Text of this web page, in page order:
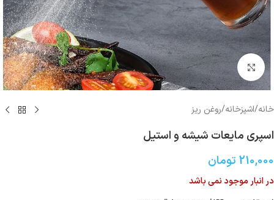
بزرگنمایی تصویر
خانه/اشپزخانه/روغن ریز
اسپری مایعات شیشه و استیل
210,000 تومان
در انبار موجود نمی باشد